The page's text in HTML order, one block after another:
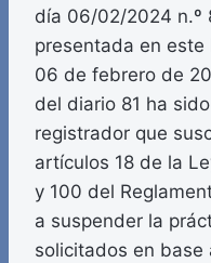
día 06/02/2024 n.º
presentada en
06 de febrero de
del diario 81 ha
registrador que
artículos 18 de la
y 100 del
a suspender la
solicitados en base